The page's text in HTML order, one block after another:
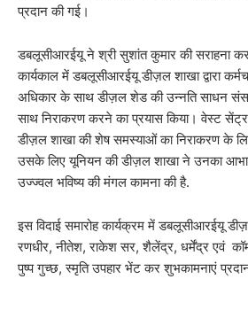
प्रदान की गई।
डबलूसीआरईयू ने श्री सुशांत कुमार की सराहना
कार्यकाल में डबलूसीआरईयू डीज़ल शाखा द्वारा
अधिकार के साथ डीज़ल शेड की उन्नति साधन
साथ निराकरण करने का प्रयास किया। वेस्ट
डीज़ल शाखा की शेष समस्याओं का निराकरण के
उसके लिए यूनियन की डीज़ल शाखा ने उनका
उज्ज्वल भविष्य की मंगल कामना की है.
इस विदाई समारोह कार्यक्रम में डबलूसीआरईयू
रणधीर, नीतेश, राकेश सर, शैलेंद्र, धर्मेंद्र एवं
पुष्प गुच्छ, स्मृति उपहार भेंट कर शुभकामनाएं